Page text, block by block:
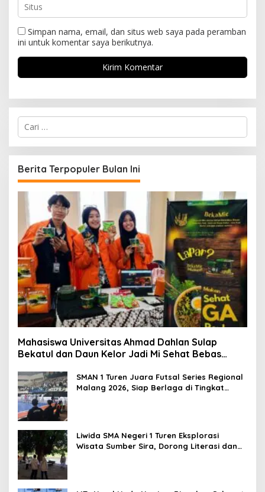
Simpan nama, email, dan situs web saya pada peramban
ini untuk komentar saya berikutnya.
C
i
u
n
t
Berita Terpopuler Bulan Ini
Mahasiswa Universitas Ahmad Dahlan Sulap
Bekatul dan Daun Kelor Jadi Mi Sehat Bebas
SMAN 1 Turen Juara Futsal Series Regional
Malang 2026, Siap Berlaga di Tingkat
Liwida SMA Negeri 1 Turen Eksplorasi
Wisata Sumber Sira, Dorong Literasi dan